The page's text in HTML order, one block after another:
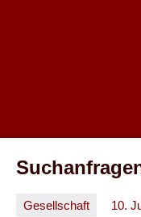
Gesellschaft 10.